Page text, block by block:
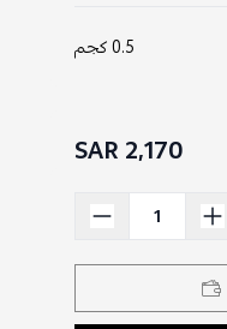
0.5 كجم
2,170 SAR